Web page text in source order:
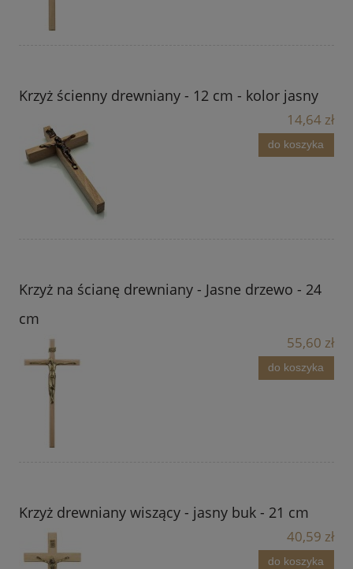
Krzyż ścienny drewniany - 12 cm - kolor jasny
14,64 zł
do koszyka
Krzyż na ścianę drewniany - Jasne drzewo - 24
cm
55,60 zł
do koszyka
Krzyż drewniany wiszący - jasny buk - 21 cm
40,59 zł
do koszyka